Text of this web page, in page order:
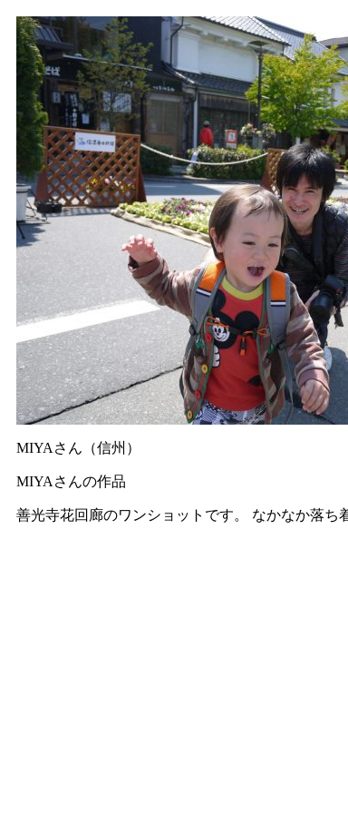
MIYAさん（信州）
MIYAさんの作品
善光寺花回廊のワンショットです。 なかなか落ち